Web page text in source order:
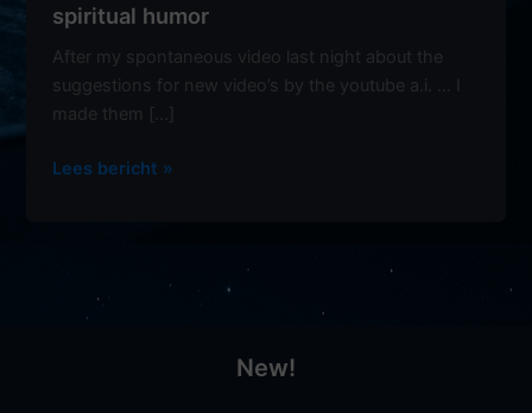
spiritual humor
After my spontaneous video last night about the
suggestions for new video’s by the youtube a.i. … I
made them […]
spiritual
Lees bericht »
New!